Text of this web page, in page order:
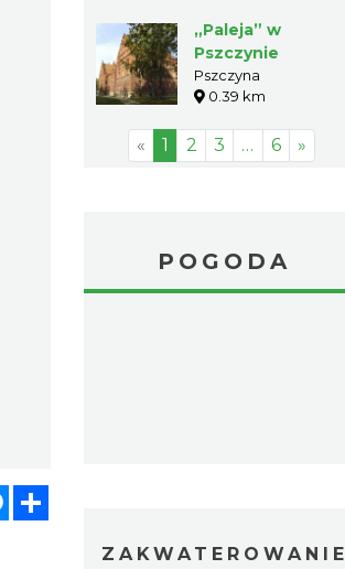
Messenger
„Paleja” w
Pszczynie
Pszczyna
0.39 km
« 1 2 3 … 6 »
POGODA
ZAKWATEROWANIE